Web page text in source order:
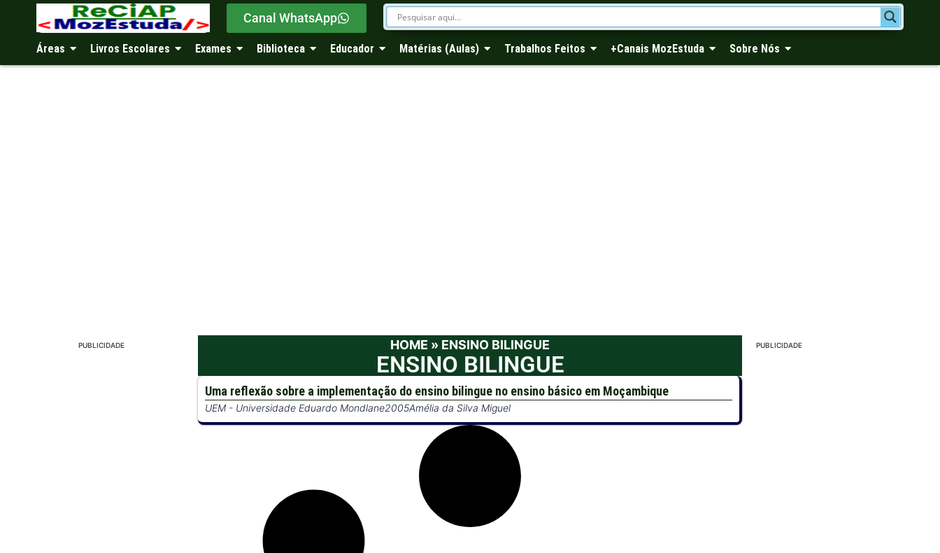
Canal WhatsApp
Áreas Livros Escolares Exames Biblioteca Educador Matérias (Aulas) Trabalhos Feitos +Canais MozEstuda Sobre Nós
PUBLICIDADE HOME » ENSINO BILINGUE
ENSINO BILINGUE
Uma reflexão sobre a implementação do ensino bilingue no ensino básico em Moçambique
UEM - Universidade Eduardo Mondlane2005Amélia da Silva Miguel
PUBLICIDADE